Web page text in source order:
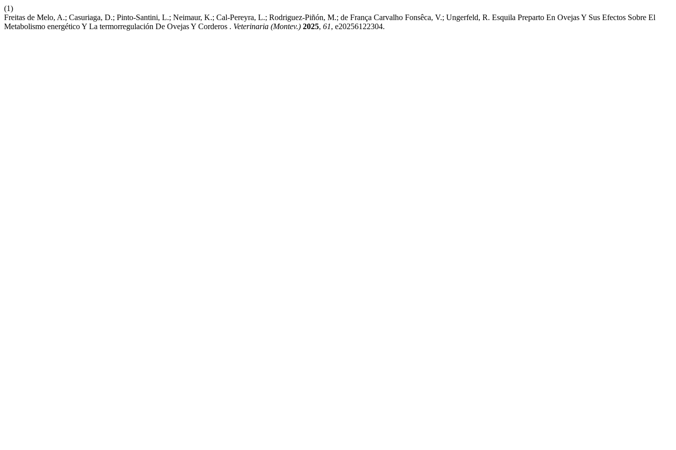
(1)
Freitas de Melo, A.; Casuriaga, D.; Pinto-Santini, L.; Neimaur, K.; Cal-Pereyra, L.; Rodriguez-Piñón, M.; de França Carvalho Fonsêca, V.; Ungerfeld, R. Esquila Preparto En Ovejas Y Sus Efectos Sobre El
Metabolismo energético Y La termorregulación De Ovejas Y Corderos . Veterinaria (Montev.) 2025, 61, e20256122304.